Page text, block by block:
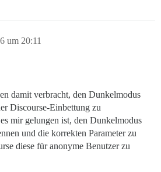
um 20:11
damit verbracht, den Dunkelmodus
Discourse-Einbettung zu
mir gelungen ist, den Dunkelmodus
und die korrekten Parameter zu
diese für anonyme Benutzer zu